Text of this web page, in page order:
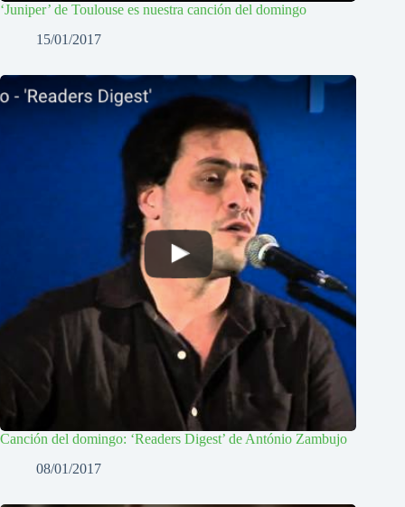
‘Juniper’ de Toulouse es nuestra canción del domingo
15/01/2017
Canción del domingo: ‘Readers Digest’ de António Zambujo
08/01/2017